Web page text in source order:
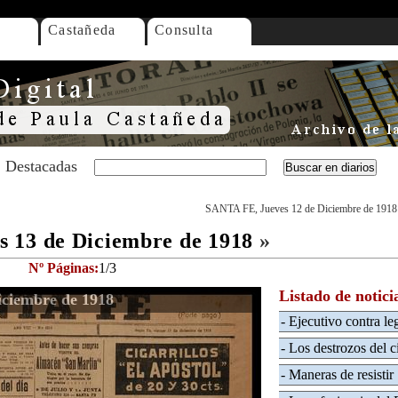
Castañeda Consulta
Destacadas
SANTA FE, Jueves 12 de Diciembre de 1918
13 de Diciembre de 1918 »
Nº Páginas:1/3
de 1918 Listado de
- Ejecutivo contra
- Los destrozos del
- Maneras de resistir